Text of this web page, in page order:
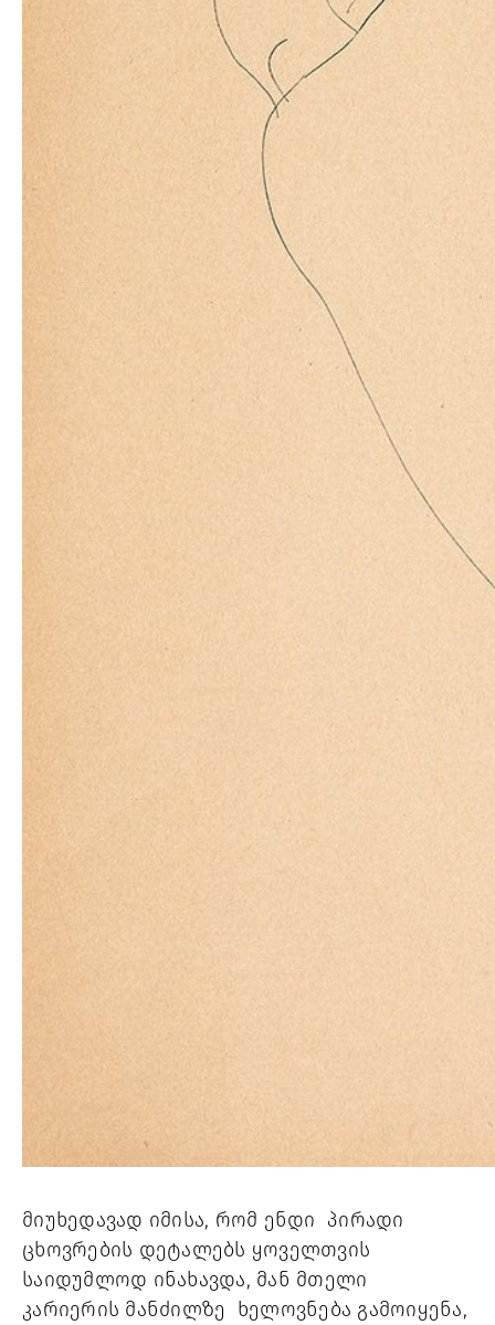
მიუხედავად იმისა, რომ ენდი  პირადი
ცხოვრების დეტალებს ყოველთვის
საიდუმლოდ ინახავდა, მან მთელი
კარიერის მანძილზე  ხელოვნება გამოიყენა,